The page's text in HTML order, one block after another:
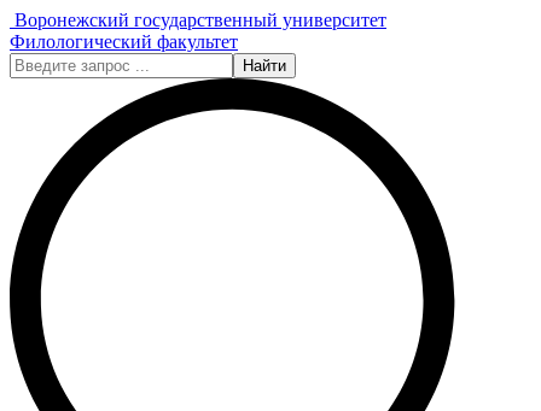
Воронежский государственный университет
Филологический факультет
Найти